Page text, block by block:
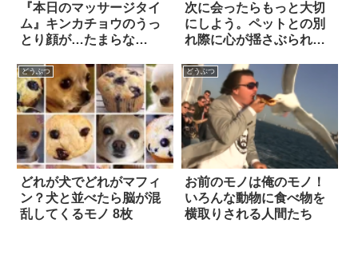
『本日のマッサージタイ
ム』キンカチョウのうっ
とり顔が…たまらな
次に会ったらもっと大切
にしよう。ペットとの別
れ際に心が揺さぶられる
どうぶつ
どれが犬でどれがマフィ
ン？犬と並べたら脳が混
乱してくるモノ 8枚
どうぶつ
お前のモノは俺のモノ！
いろんな動物に食べ物を
横取りされる人間たち